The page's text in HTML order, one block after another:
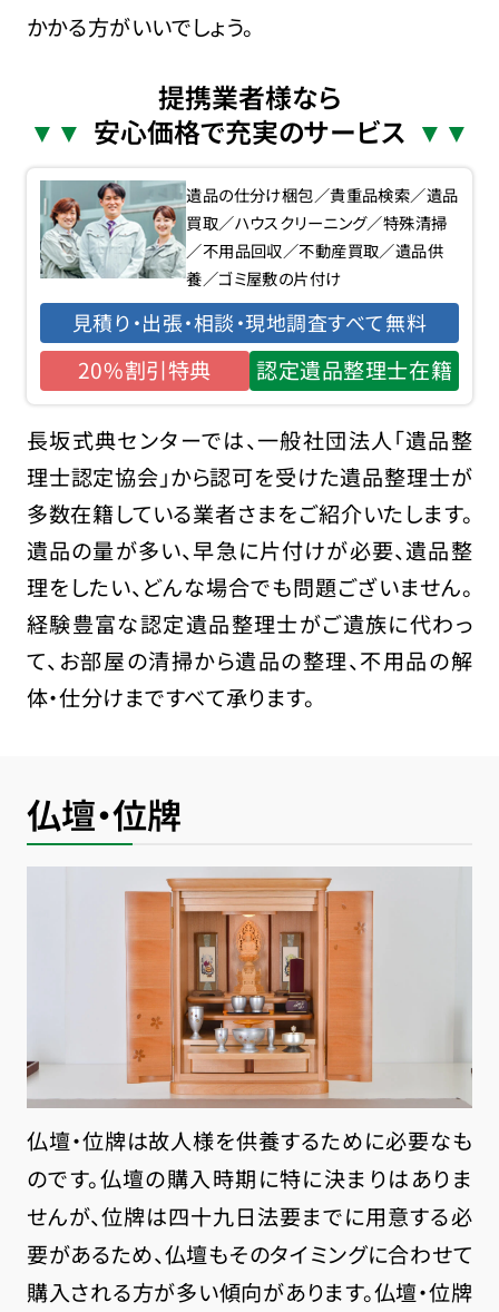
かかる方がいいでしょう。
提携業者様なら
安心価格で充実のサービス
遺品の仕分け梱包／貴重品検索／遺品
買取／ハウスクリーニング／特殊清掃
／不用品回収／不動産買取／遺品供
養／ゴミ屋敷の片付け
見積り・出張・相談・現地調査すべて無料
20%割引特典 認定遺品整理士在籍
長坂式典センターでは、一般社団法人「遺品整
理士認定協会」から認可を受けた遺品整理士が
多数在籍している業者さまをご紹介いたします。
遺品の量が多い、早急に片付けが必要、遺品整
理をしたい、どんな場合でも問題ございません。
経験豊富な認定遺品整理士がご遺族に代わっ
て、お部屋の清掃から遺品の整理、不用品の解
体・仕分けまですべて承ります。
仏壇・位牌
仏壇・位牌は故人様を供養するために必要なも
のです。仏壇の購入時期に特に決まりはありま
せんが、位牌は四十九日法要までに用意する必
要があるため、仏壇もそのタイミングに合わせて
購入される方が多い傾向があります。仏壇・位牌